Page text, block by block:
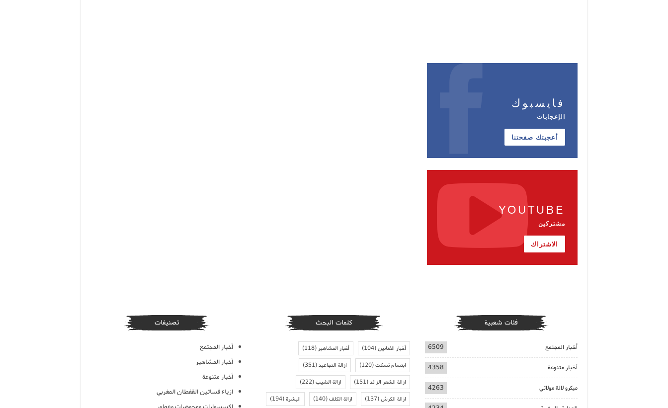
فايسبوك
الإعجابات
أعجبتك صفحتنا
YOUTUBE
مشتركين
الاشتراك
فئات شعبية
أخبار المجتمع 6509
أخبار متنوعة 4358
ميكرو لالة مولاتي 4263
كلمات البحث
أخبار الفنانين(104) أخبار المشاهير(118)
ابتسام تسكت(120) ازالة التجاعيد(351)
ازالة الشعر الزائد(151) ازالة الشيب(222)
ازالة الكرش(137) ازالة الكلف(140) البشرة(194)
تصنيفات
أخبار المجتمع
أخبار المشاهير
أخبار متنوعة
ازياء فساتين القفطان المغربي